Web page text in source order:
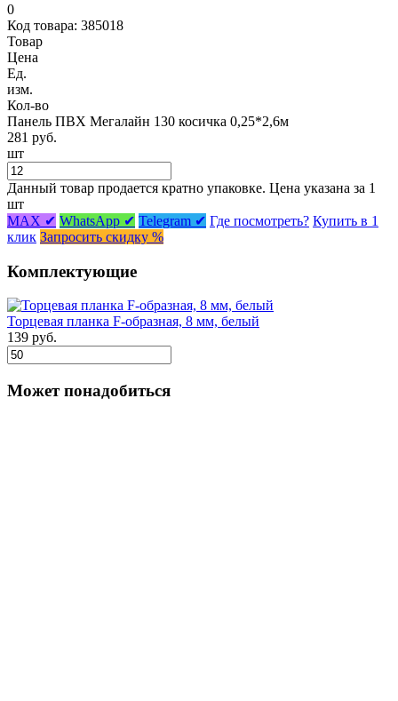
0
Код товара: 385018
Товар
Цена
Ед.
изм.
Кол-во
Панель ПВХ Мегалайн 130 косичка 0,25*2,6м
281 руб.
шт
Данный товар продается кратно упаковке. Цена указана за 1
шт
MAX ✔ WhatsApp ✔ Telegram ✔ Где посмотреть? Купить в 1
клик Запросить скидку %
Комплектующие
Торцевая планка F-образная, 8 мм, белый
139 руб.
Может понадобиться